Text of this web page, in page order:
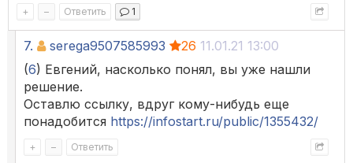
+ – Ответить 1
7. serega9507585993 26 11.01.21 13:00
(6) Евгений, насколько понял, вы уже нашли
решение.
Оставлю ссылку, вдруг кому-нибудь еще
понадобится https://infostart.ru/public/1355432/
+ – Ответить